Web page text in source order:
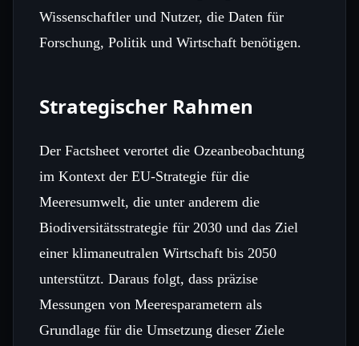
Wissenschaftler und Nutzer, die Daten für
Forschung, Politik und Wirtschaft benötigen.
Strategischer Rahmen
Der Factsheet verortet die Ozeanbeobachtung
im Kontext der EU-Strategie für die
Meeresumwelt, die unter anderem die
Biodiversitätsstrategie für 2030 und das Ziel
einer klimaneutralen Wirtschaft bis 2050
unterstützt. Daraus folgt, dass präzise
Messungen von Meeresparametern als
Grundlage für die Umsetzung dieser Ziele